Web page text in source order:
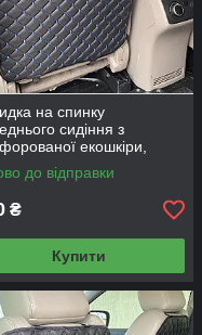
на спинку
сидіння з
екошкіри,
з синім рядком
без кармана)
до відправки
₴
Купити